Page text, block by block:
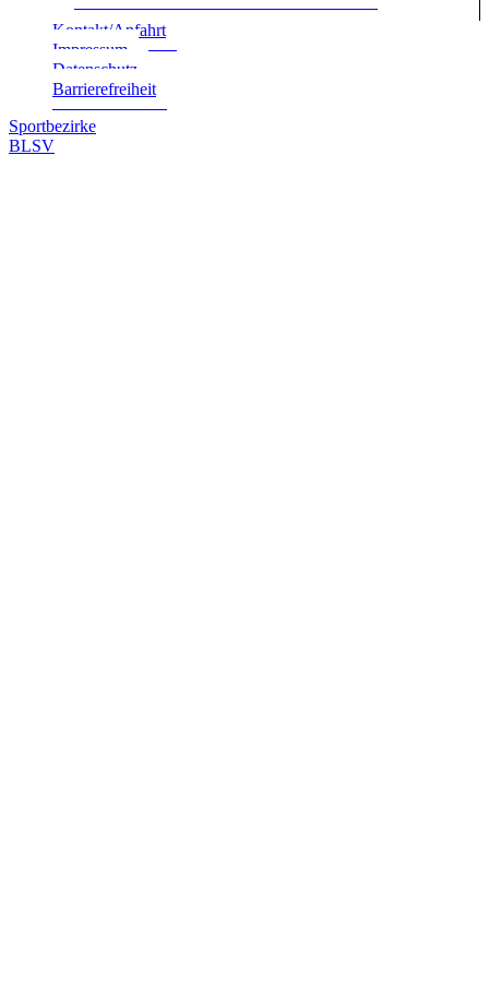
Kontakt/Anfahrt
Impres­sum
Daten­schutz
Bar­rie­re­frei­heit
Sportbezirke
BLSV